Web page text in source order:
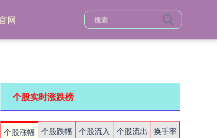
网
个股实时涨跌榜
个股涨幅 个股跌幅 个股流入 个股流出
换手率